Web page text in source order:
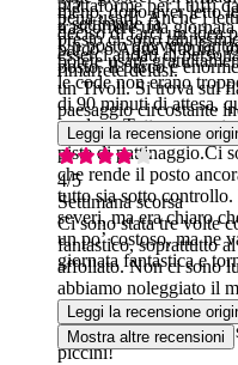
piattaforme per i tuffi
trascorrere una
parco o Aqua Natura,
rimarrete delusi.
meno, dopo aver letto
deciso di farci un’idea
esserci andati di
pena usarli. Anche i
presto ci sono
potete usare
le code non erano
di 90 minuti di attesa,
perdere. Tutto
2 settimane fa
Un posto davvero
posto. Il parco è
un Tivoli. Si trova sul
paesaggio circostante
può muovere
piste di pattinaggio.Ci
che rende il posto
tutto sia sotto controllo.
severi, ma era chiaro
un po’ costoso, ma ne
giornata fantastica e
Leggi la recensione
4/5
Settimana scorsa
Ci sono stata tre volte
fantastico, soprattutto
affollato. Non ci sono
abbiamo noleggiato il
bene anche così. È
con cibo e bevande.
piccini!
Leggi la recensione
Mostra altre recensioni